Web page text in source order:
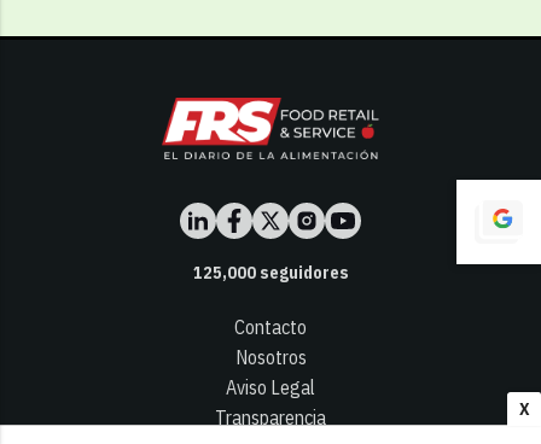
X
125,000seguidores
Contacto
Nosotros
Aviso Legal
Transparencia